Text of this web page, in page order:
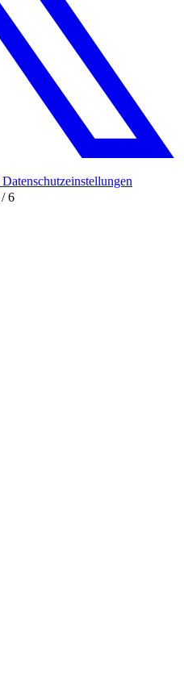
/6
Datenschutzeinstellungen